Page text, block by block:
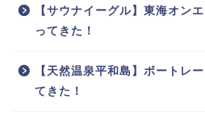
【サウナイーグル】東海オン
ってきた！
【天然温泉平和島】ボートレ
てきた！